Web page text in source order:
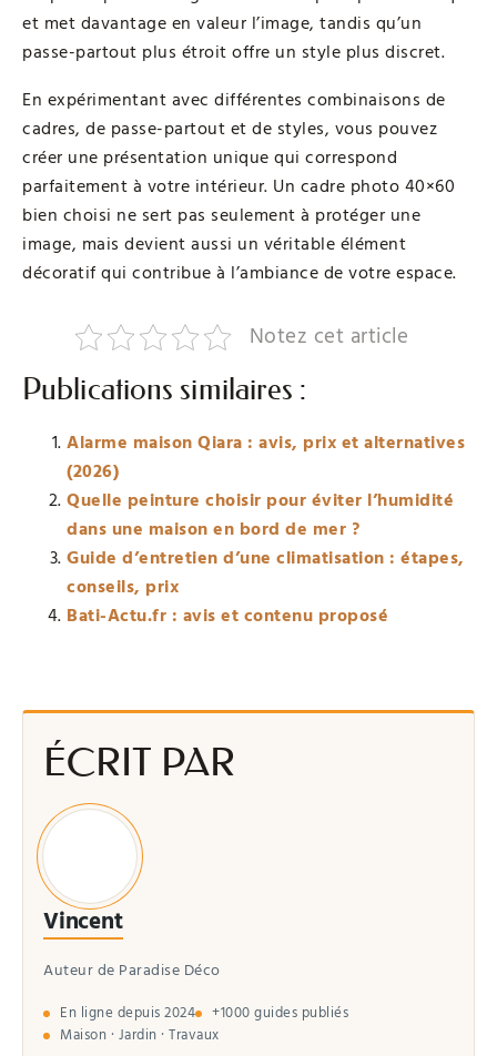
et met davantage en valeur l’image, tandis qu’un
passe-partout plus étroit offre un style plus discret.
En expérimentant avec différentes combinaisons de
cadres, de passe-partout et de styles, vous pouvez
créer une présentation unique qui correspond
parfaitement à votre intérieur. Un cadre photo 40×60
bien choisi ne sert pas seulement à protéger une
image, mais devient aussi un véritable élément
décoratif qui contribue à l’ambiance de votre espace.
Notez cet article
Publications similaires :
Alarme maison Qiara : avis, prix et alternatives
(2026)
Quelle peinture choisir pour éviter l’humidité
dans une maison en bord de mer ?
Guide d’entretien d’une climatisation : étapes,
conseils, prix
Bati-Actu.fr : avis et contenu proposé
ÉCRIT PAR
Vincent
Auteur de Paradise Déco
En ligne depuis 2024
+1000 guides publiés
Maison · Jardin · Travaux